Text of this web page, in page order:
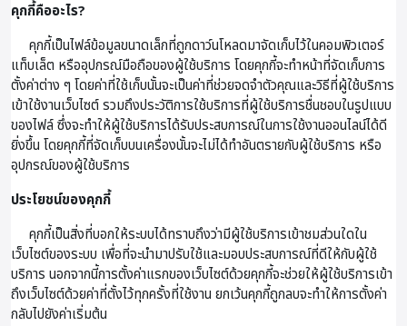
คุกกี้คืออะไร?
คุกกี้เป็นไฟล์ข้อมูลขนาดเล็กที่ถูกดาว์นโหลดมาจัดเก็บไว้ในคอมพิวเตอร์
แท็บเล็ต หรืออุปกรณ์มือถือของผู้ใช้บริการ โดยคุกกี้จะทำหน้าที่จัดเก็บการ
ตั้งค่าต่าง ๆ โดยค่าที่ใช้เก็บนั้นจะเป็นค่าที่ช่วยจดจำตัวคุณและวิธีที่ผู้ใช้บริการ
เข้าใช้งานเว็บไซต์ รวมถึงประวัติการใช้บริการที่ผู้ใช้บริการชื่นชอบในรูปแบบ
ของไฟล์ ซึ่งจะทำให้ผู้ใช้บริการได้รับประสบการณ์ในการใช้งานออนไลน์ได้ดี
ยิ่งขึ้น โดยคุกกี้ที่จัดเก็บบนเครื่องนั้นจะไม่ได้ทำอันตรายกับผู้ใช้บริการ หรือ
อุปกรณ์ของผู้ใช้บริการ
ประโยชน์ของคุกกี้
คุกกี้เป็นสิ่งที่บอกให้ระบบได้ทราบถึงว่ามีผู้ใช้บริการเข้าชมส่วนใดใน
เว็บไซต์ของระบบ เพื่อที่จะนำมาปรับใช้และมอบประสบการณ์ที่ดีให้กับผู้ใช้
บริการ นอกจากนี้การตั้งค่าแรกของเว็บไซต์ด้วยคุกกี้จะช่วยให้ผู้ใช้บริการเข้า
ถึงเว็บไซต์ด้วยค่าที่ตั้งไว้ทุกครั้งที่ใช้งาน ยกเว้นคุกกี้ถูกลบจะทำให้การตั้งค่า
กลับไปยังค่าเริ่มต้น